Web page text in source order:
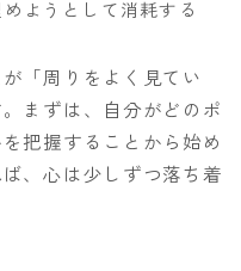
ようとして消耗する
「周りをよく見てい
まずは、自分がどのポ
把握することから始め
、心は少しずつ落ち着